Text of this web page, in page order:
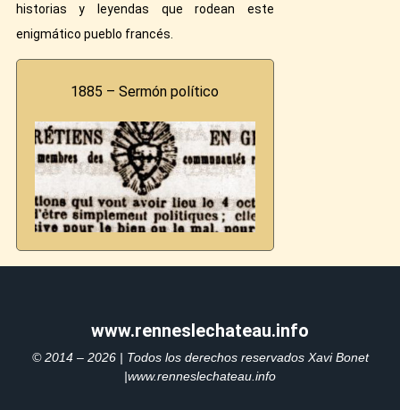
historias y leyendas que rodean este
enigmático pueblo francés.
1885 – Sermón político
www.renneslechateau.info
© 2014 – 2026 | Todos los derechos reservados Xavi Bonet
|www.renneslechateau.info